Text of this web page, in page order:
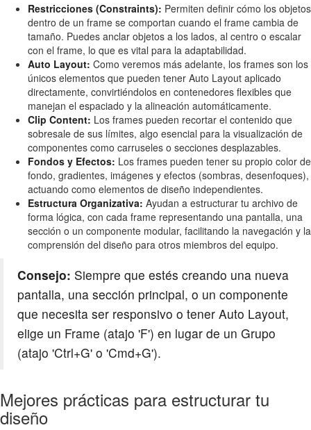
Restricciones (Constraints): Permiten definir cómo los objetos
dentro de un frame se comportan cuando el frame cambia de
tamaño. Puedes anclar objetos a los lados, al centro o escalar
con el frame, lo que es vital para la adaptabilidad.
Auto Layout: Como veremos más adelante, los frames son los
únicos elementos que pueden tener Auto Layout aplicado
directamente, convirtiéndolos en contenedores flexibles que
manejan el espaciado y la alineación automáticamente.
Clip Content: Los frames pueden recortar el contenido que
sobresale de sus límites, algo esencial para la visualización de
componentes como carruseles o secciones desplazables.
Fondos y Efectos: Los frames pueden tener su propio color de
fondo, gradientes, imágenes y efectos (sombras, desenfoques),
actuando como elementos de diseño independientes.
Estructura Organizativa: Ayudan a estructurar tu archivo de
forma lógica, con cada frame representando una pantalla, una
sección o un componente modular, facilitando la navegación y la
comprensión del diseño para otros miembros del equipo.
Consejo: Siempre que estés creando una nueva
pantalla, una sección principal, o un componente
que necesita ser responsivo o tener Auto Layout,
elige un Frame (atajo 'F') en lugar de un Grupo
(atajo 'Ctrl+G' o 'Cmd+G').
Mejores prácticas para estructurar tu
diseño